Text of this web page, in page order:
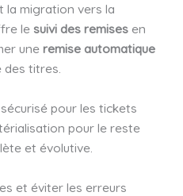
la migration vers la
le suivi des remisesen
une remise automatique
des titres.
pour les tickets
pour le reste
et évolutive.
et éviter les erreurs